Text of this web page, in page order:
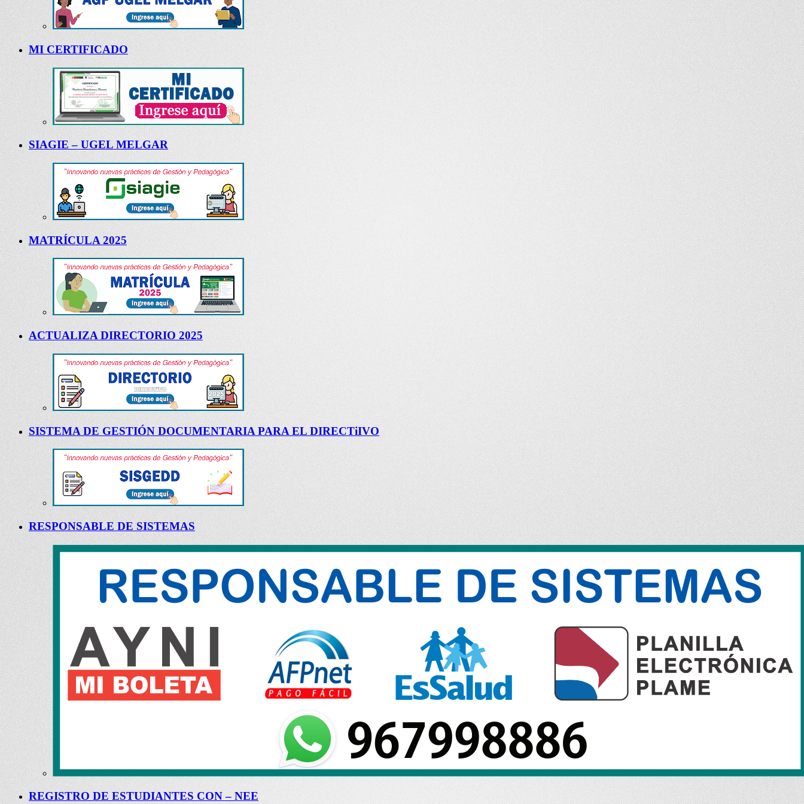
MI CERTIFICADO
SIAGIE – UGEL MELGAR
MATRÍCULA 2025
ACTUALIZA DIRECTORIO 2025
SISTEMA DE GESTIÓN DOCUMENTARIA PARA EL DIRECTiIVO
RESPONSABLE DE SISTEMAS
REGISTRO DE ESTUDIANTES CON – NEE